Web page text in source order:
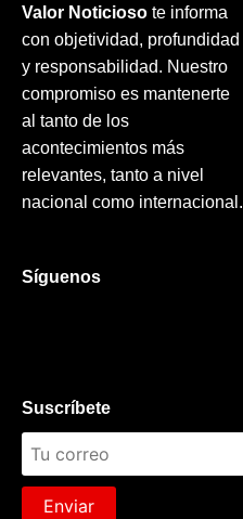
Valor Noticioso te informa
con objetividad, profundidad
y responsabilidad. Nuestro
compromiso es mantenerte
al tanto de los
acontecimientos más
relevantes, tanto a nivel
nacional como internacional.
Síguenos
Suscríbete
Enviar